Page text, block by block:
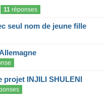
11 réponses
seul nom de jeune fille
projet INJILI SHULENI